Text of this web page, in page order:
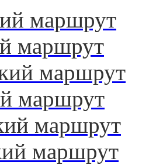
маршрут
маршрут
маршрут
маршрут
маршрут
маршрут